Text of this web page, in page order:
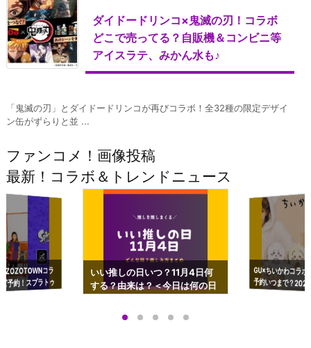
ダイドードリンコ×鬼滅の刃！コラボ
どこで売ってる？自販機＆コンビニ等
アイスラテ、みかん水も♪
「鬼滅の刃」とダイドードリンコが再びコラボ！全32種の限定デザイ
ン缶がずらりと並 ...
ファンコメ！画像投稿
最新！コラボ＆トレンドニュース
コラ
予約！スプラトゥ
ップも渋谷Hz
いい推しの日いつ？11月4日何
する？由来は？＜今日は何の日
GU×ちいかわコラ
予約いつまで？
ーチやショルダー